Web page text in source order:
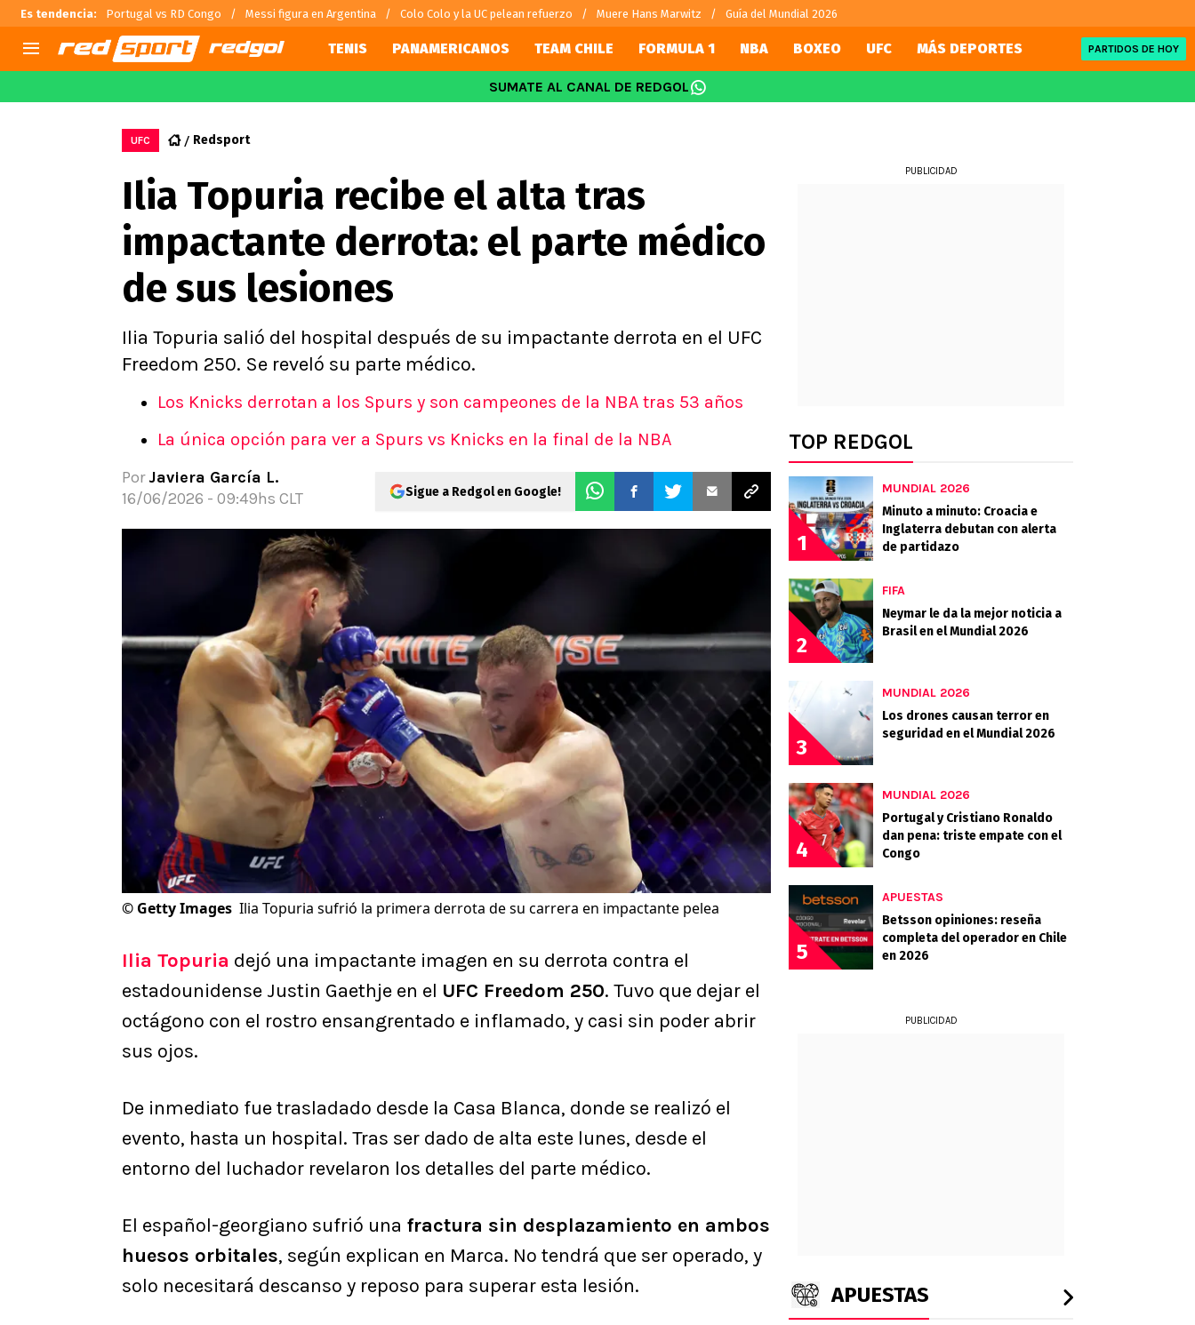
Es tendencia: Portugal vs RD Congo Messi figura en Argentina Colo Colo y la UC pelean refuerzo Muere Hans Marwitz Guía del Mundial 2026
Selección Chilena
U de Chile
U Católica
Campeonato Nacional
Primera B
Segunda División
Copa Chile
Supercopa Chile
Campeonato Femenino
Alexis Sánchez
Claudio Bravo
Chilenos por el mundo
Fútbol Argentino
Fútbol Brasileño
Serie A
La Liga
TENIS PANAMERICANOS TEAM CHILE FORMULA 1 NBA BOXEO UFC MÁS DEPORTES PARTIDOS DE HOY
SUMATE AL CANAL DE REDGOL
UFC Redsport
Ilia Topuria recibe el alta tras
impactante derrota: el parte médico
de sus lesiones
Ilia Topuria salió del hospital después de su impactante derrota en el UFC
Freedom 250. Se reveló su parte médico.
Los Knicks derrotan a los Spurs y son campeones de la NBA tras 53 años
La única opción para ver a Spurs vs Knicks en la final de la NBA
Por Javiera García L.
16/06/2026 - 09:49hs CLT
Sigue a Redgol en Google!
© Getty Images Ilia Topuria sufrió la primera derrota de su carrera en impactante pelea
Ilia Topuria dejó una impactante imagen en su derrota contra el
estadounidense Justin Gaethje en el UFC Freedom 250. Tuvo que dejar el
octágono con el rostro ensangrentado e inflamado, y casi sin poder abrir
sus ojos.
De inmediato fue trasladado desde la Casa Blanca, donde se realizó el
evento, hasta un hospital. Tras ser dado de alta este lunes, desde el
entorno del luchador revelaron los detalles del parte médico.
El español-georgiano sufrió una fractura sin desplazamiento en ambos
huesos orbitales, según explican en Marca. No tendrá que ser operado, y
solo necesitará descanso y reposo para superar esta lesión.
PUBLICIDAD
TOP REDGOL
1
MUNDIAL 2026
Minuto a minuto: Croacia e
Inglaterra debutan con alerta
de partidazo
2
FIFA
Neymar le da la mejor noticia a
Brasil en el Mundial 2026
3
MUNDIAL 2026
Los drones causan terror en
seguridad en el Mundial 2026
4
MUNDIAL 2026
Portugal y Cristiano Ronaldo
dan pena: triste empate con el
Congo
5
APUESTAS
Betsson opiniones: reseña
completa del operador en Chile
en 2026
PUBLICIDAD
APUESTAS